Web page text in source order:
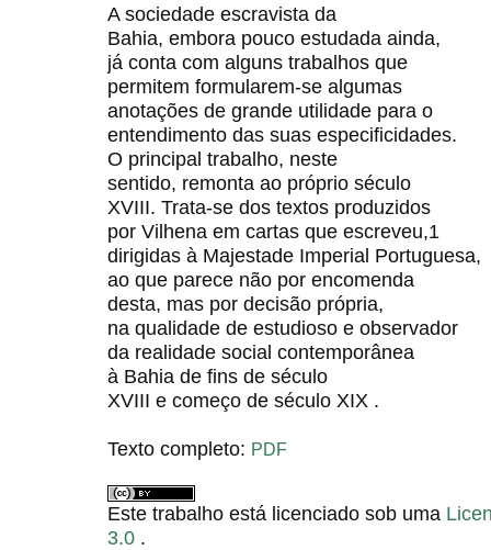
A sociedade escravista da
Bahia, embora pouco estudada ainda,
já conta com alguns trabalhos que
permitem formularem-se algumas
anotações de grande utilidade para o
entendimento das suas especificidades.
O principal trabalho, neste
sentido, remonta ao próprio século
XVIII. Trata-se dos textos produzidos
por Vilhena em cartas que escreveu,1
dirigidas à Majestade Imperial Portuguesa,
ao que parece não por encomenda
desta, mas por decisão própria,
na qualidade de estudioso e observador
da realidade social contemporânea
à Bahia de fins de século
XVIII e começo de século XIX .
Texto completo: PDF
Este trabalho está licenciado sob uma
3.0 .